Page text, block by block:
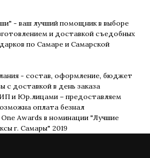
- ваш лучший помощник в выборе
и доставкой съедобных
по Самаре и Самарской
- состав, оформление, бюджет
с доставкой в день заказа
и Юр.лицами – предоставляем
оплата безнал
Awards в номинации "Лучшие
г. Самары" 2019